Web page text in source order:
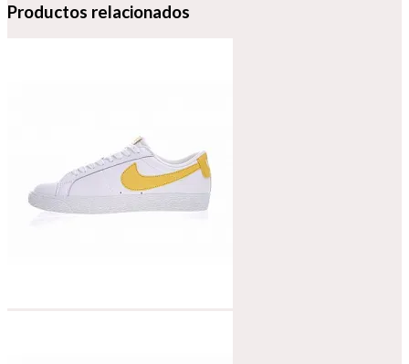
Productos relacionados